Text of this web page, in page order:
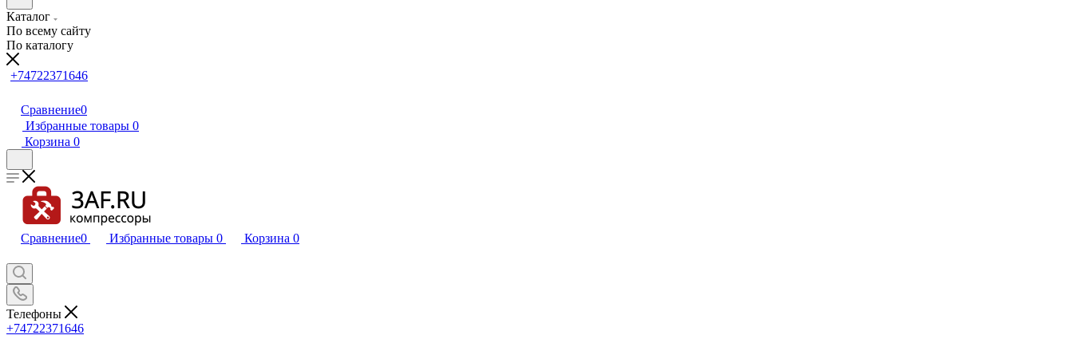
Каталог
По всему сайту
По каталогу
+74722371646
Сравнение0
Избранные товары 0
Корзина 0
Сравнение0 Избранные товары 0 Корзина 0
Телефоны
+74722371646